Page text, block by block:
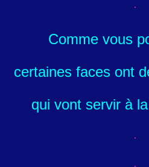
Comme vous
certaines faces ont
qui vont servir à